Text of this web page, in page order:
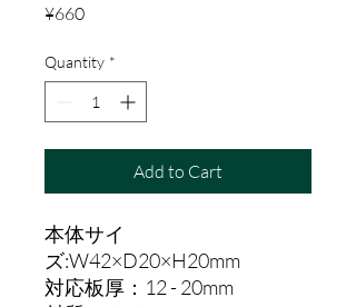
¥660Price
Quantity *
Add to Cart
本体サイ
ズ:W42×D20×H20mm
対応板厚：12 - 20mm